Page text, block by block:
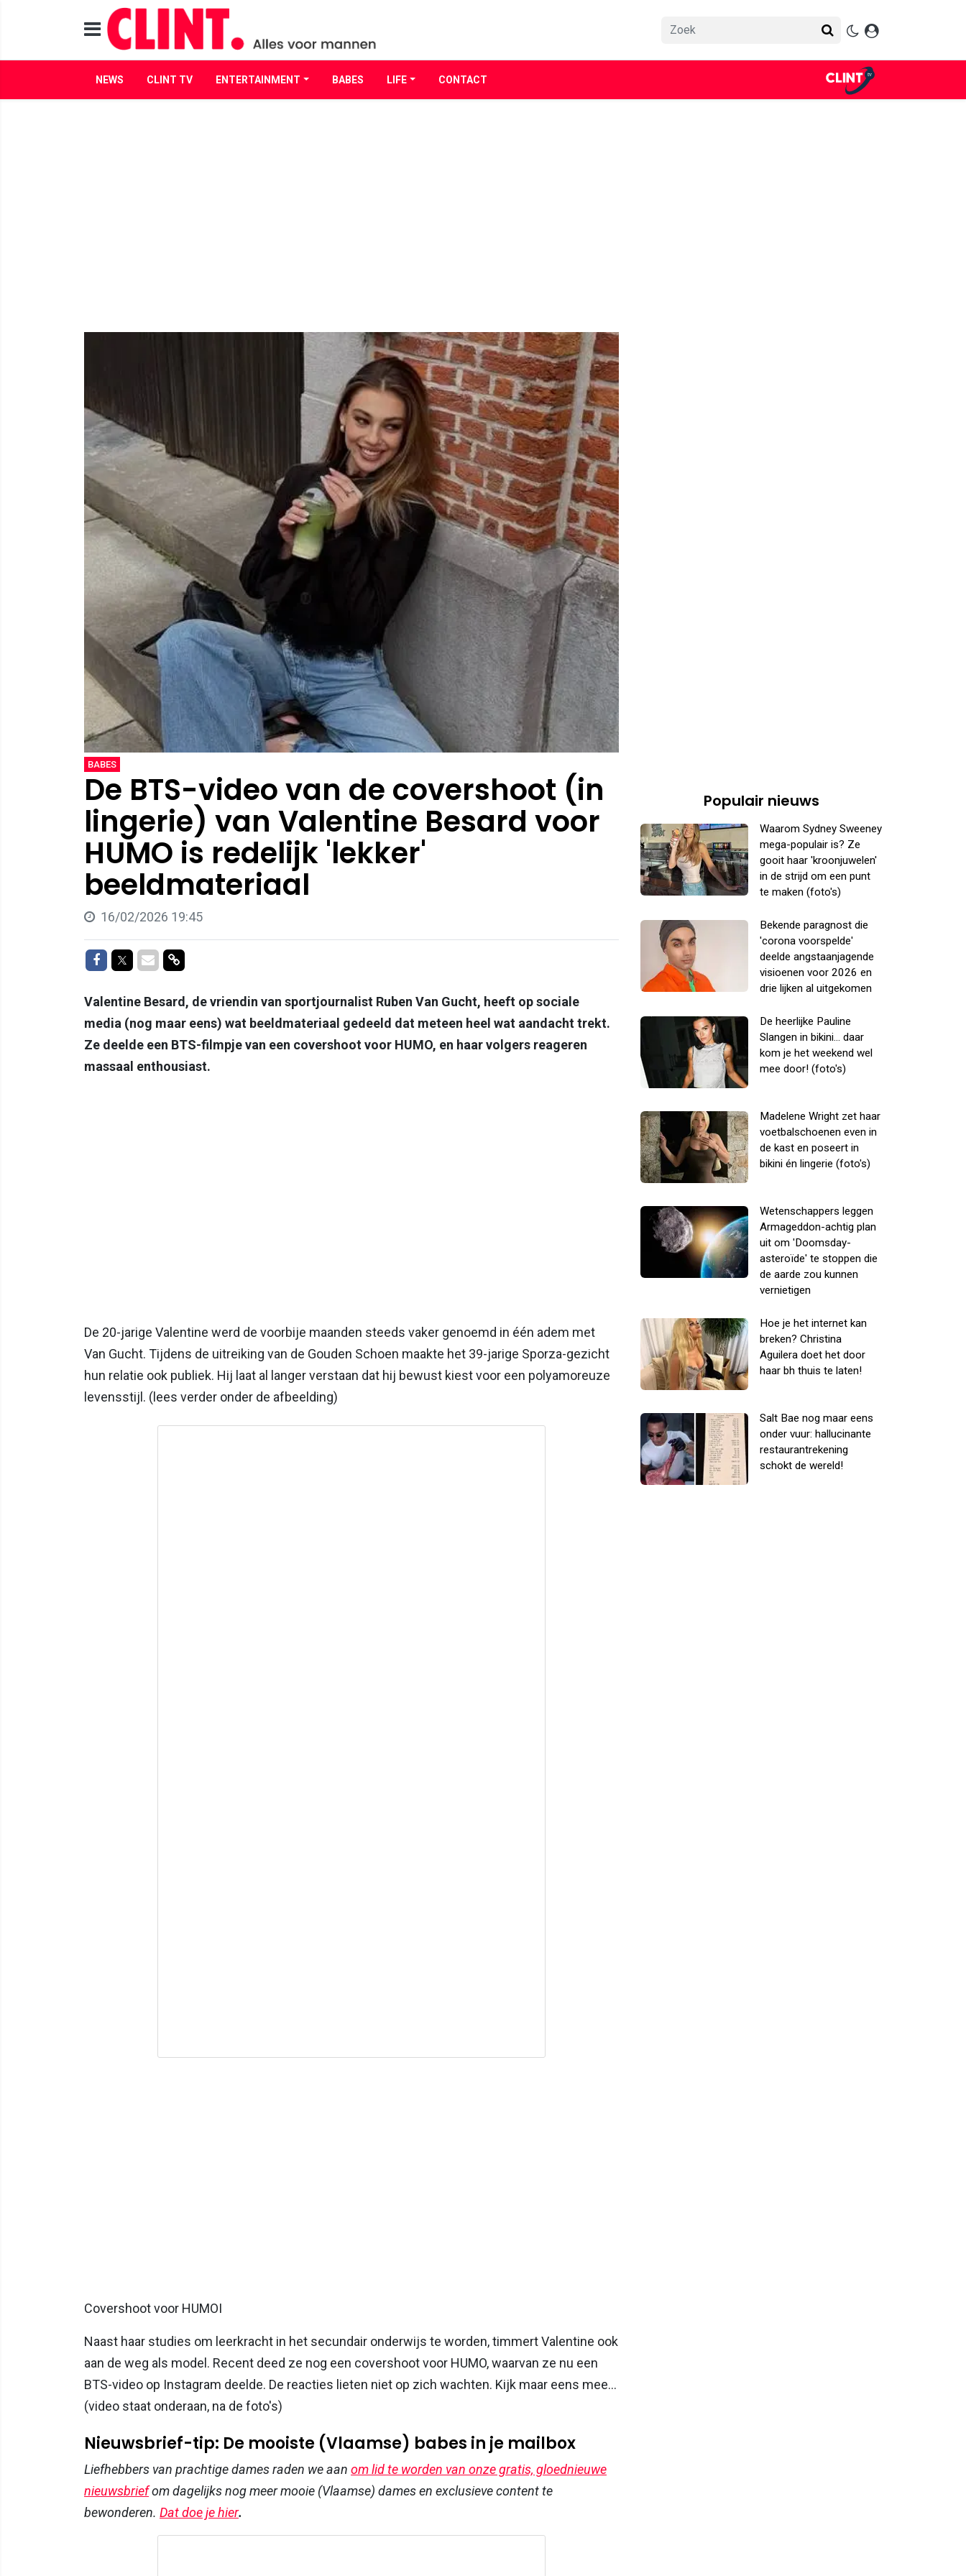
NEWS CLINT TV ENTERTAINMENT BABES LIFE CONTACT
BABES
De BTS-video van de covershoot (in
lingerie) van Valentine Besard voor
HUMO is redelijk 'lekker'
beeldmateriaal
16/02/2026 19:45
Delen op Facebook
Delen op Twitter
Delen via Mail
Delen via link
Valentine Besard, de vriendin van sportjournalist Ruben Van Gucht, heeft op sociale
media (nog maar eens) wat beeldmateriaal gedeeld dat meteen heel wat aandacht trekt.
Ze deelde een BTS-filmpje van een covershoot voor HUMO, en haar volgers reageren
massaal enthousiast.
De 20-jarige Valentine werd de voorbije maanden steeds vaker genoemd in één adem met
Van Gucht. Tijdens de uitreiking van de Gouden Schoen maakte het 39-jarige Sporza-gezicht
hun relatie ook publiek. Hij laat al langer verstaan dat hij bewust kiest voor een polyamoreuze
levensstijl. (lees verder onder de afbeelding)
Covershoot voor HUMOI
Naast haar studies om leerkracht in het secundair onderwijs te worden, timmert Valentine ook
aan de weg als model. Recent deed ze nog een covershoot voor HUMO, waarvan ze nu een
BTS-video op Instagram deelde. De reacties lieten niet op zich wachten. Kijk maar eens mee...
(video staat onderaan, na de foto's)
Nieuwsbrief-tip: De mooiste (Vlaamse) babes in je mailbox
Liefhebbers van prachtige dames raden we aan om lid te worden van onze gratis, gloednieuwe
nieuwsbriefom dagelijks nog meer mooie (Vlaamse) dames en exclusieve content te
bewonderen. Dat doe je hier.
Populair nieuws
Waarom Sydney Sweeney
mega-populair is? Ze
gooit haar 'kroonjuwelen'
in de strijd om een punt
te maken (foto's)
Bekende paragnost die
'corona voorspelde'
deelde angstaanjagende
visioenen voor 2026 en
drie lijken al uitgekomen
De heerlijke Pauline
Slangen in bikini... daar
kom je het weekend wel
mee door! (foto's)
Madelene Wright zet haar
voetbalschoenen even in
de kast en poseert in
bikini én lingerie (foto's)
Wetenschappers leggen
Armageddon-achtig plan
uit om 'Doomsday-
asteroïde' te stoppen die
de aarde zou kunnen
vernietigen
Hoe je het internet kan
breken? Christina
Aguilera doet het door
haar bh thuis te laten!
Salt Bae nog maar eens
onder vuur: hallucinante
restaurantrekening
schokt de wereld!